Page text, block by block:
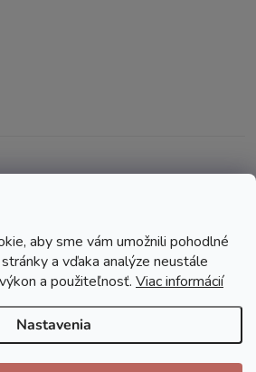
aby sme vám umožnili pohodlné
a vďaka analýze neustále
a použiteľnosť. Viac informácií
Nastavenia